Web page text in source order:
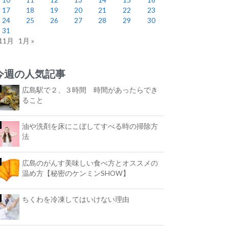
17
18 19 20 21 22
23
24
25 26 27 28 29
30
31
月
1月 »
週の人気記事
広島駅で２、３時間 時間があったらでき
ること
油や洗剤を床にこぼしてすべる時の掃除方
法
広島のがんす美味しい食べ方とオススメの
温め方【秘密のケンミンSHOW】
ちくわを冷凍してはいけない理由